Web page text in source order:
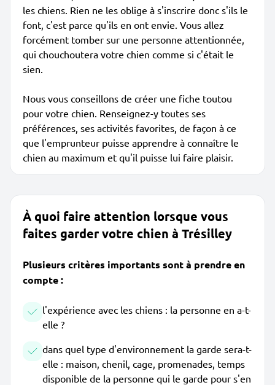
les chiens. Rien ne les oblige à s'inscrire donc s'ils le
font, c'est parce qu'ils en ont envie. Vous allez
forcément tomber sur une personne attentionnée,
qui chouchoutera votre chien comme si c'était le
sien.
Nous vous conseillons de créer une fiche toutou
pour votre chien. Renseignez-y toutes ses
préférences, ses activités favorites, de façon à ce
que l'emprunteur puisse apprendre à connaître le
chien au maximum et qu'il puisse lui faire plaisir.
À quoi faire attention lorsque vous
faites garder votre chien à Trésilley
Plusieurs critères importants sont à prendre en
compte :
l'expérience avec les chiens : la personne en a-t-
elle ?
dans quel type d'environnement la garde sera-t-
elle : maison, chenil, cage, promenades, temps
disponible de la personne qui le garde pour s'en